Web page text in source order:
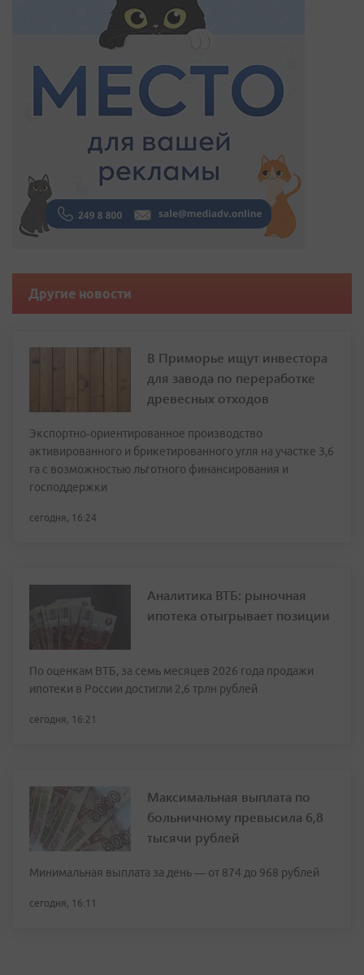
Другие новости
В Приморье ищут инвестора
для завода по переработке
древесных отходов
Экспортно‑ориентированное производство
активированного и брикетированного угля на участке 3,6
га с возможностью льготного финансирования и
господдержки
сегодня, 16:24
Аналитика ВТБ: рыночная
ипотека отыгрывает позиции
По оценкам ВТБ, за семь месяцев 2026 года продажи
ипотеки в России достигли 2,6 трлн рублей
сегодня, 16:21
Максимальная выплата по
больничному превысила 6,8
тысячи рублей
Минимальная выплата за день — от 874 до 968 рублей
сегодня, 16:11